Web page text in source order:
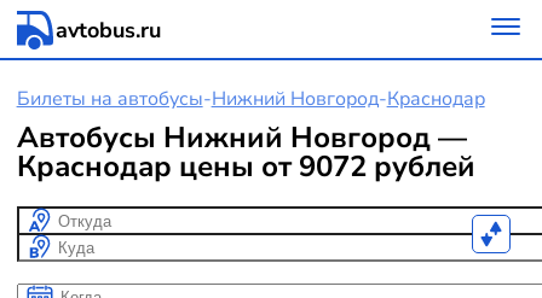
avtobus.ru
Билеты на автобусы-Нижний Новгород-Краснодар
Автобусы Нижний Новгород —
Краснодар цены от 9072 рублей
Откуда
Куда
Когда